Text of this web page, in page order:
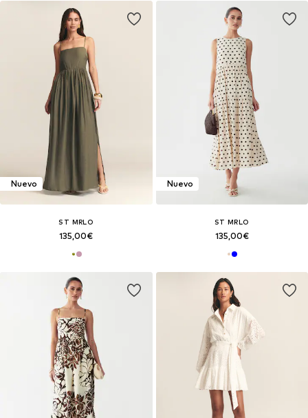
Nuevo
ST MRLO
135,00€
Nuevo
ST MRLO
135,00€